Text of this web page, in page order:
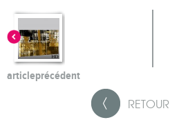
articleprécédent
RETOUR